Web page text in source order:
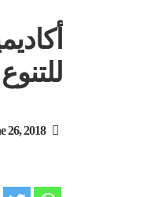
للتنوع
June 26, 2018